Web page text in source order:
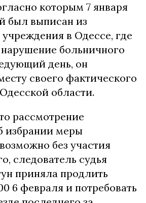
которым 7 января
был выписан из
в Одессе, где
больничного
день, он
своего фактического
области.
рассмотрение
избрании меры
без участия
следователь судья
приняла продлить
6 февраля и потребовать